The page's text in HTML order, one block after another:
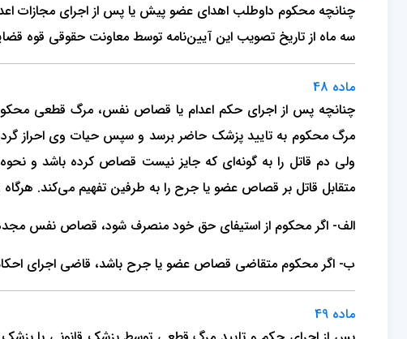
چنان­چه محکوم داوطلب اهدای عضو پیش یا پس از اجرای مجازات
سه ماه از تاریخ تصویب این آیین‌نامه توسط معاونت حقوقی قوه
ماده 48
چنان­چه پس از اجرای حکم اعدام یا قصاص نفس، مرگ قطعی
مرگ محکوم به تایید پزشک حاضر برسد و سپس حیات وی احراز
متقابل قاتل بر قصاص عضو یا جرح را به طرفین تفهیم می‌کند.
الف- اگر محکوم از استیفای حق خود منصرف شود، قصاص نفس
ب- اگر محکوم متقاضی قصاص عضو یا جرح باشد، قاضی اجرای
ماده 49